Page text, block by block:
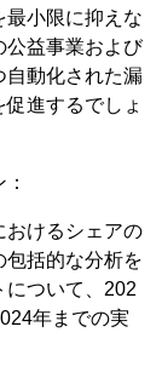
最小限に抑えな
公益事業および
自動化された漏
進するでしょ
おけるシェアの
包括的な分析を
について、202
年までの実